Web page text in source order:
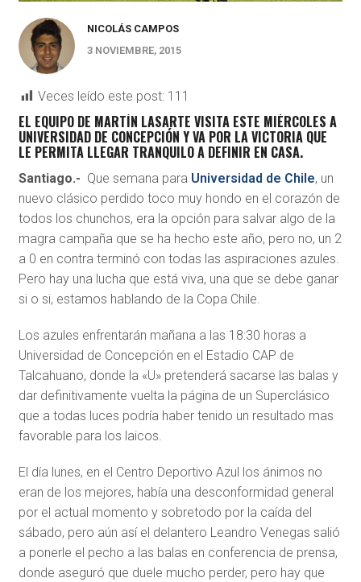
NICOLÁS CAMPOS
3 NOVIEMBRE, 2015
Veces leído este post: 111
EL EQUIPO DE MARTÍN LASARTE VISITA ESTE MIÉRCOLES A
UNIVERSIDAD DE CONCEPCIÓN Y VA POR LA VICTORIA QUE
LE PERMITA LLEGAR TRANQUILO A DEFINIR EN CASA.
Santiago.- Que semana para Universidad de Chile, un
nuevo clásico perdido toco muy hondo en el corazón de
todos los chunchos, era la opción para salvar algo de la
magra campaña que se ha hecho este año, pero no, un 2
a 0 en contra terminó con todas las aspiraciones azules.
Pero hay una lucha que está viva, una que se debe ganar
si o si, estamos hablando de la Copa Chile.
Los azules enfrentarán mañana a las 18:30 horas a
Universidad de Concepción en el Estadio CAP de
Talcahuano, donde la «U» pretenderá sacarse las balas y
dar definitivamente vuelta la página de un Superclásico
que a todas luces podría haber tenido un resultado mas
favorable para los laicos.
El día lunes, en el Centro Deportivo Azul los ánimos no
eran de los mejores, había una desconformidad general
por el actual momento y sobretodo por la caída del
sábado, pero aún así el delantero Leandro Venegas salió
a ponerle el pecho a las balas en conferencia de prensa,
donde aseguró que duele mucho perder, pero hay que